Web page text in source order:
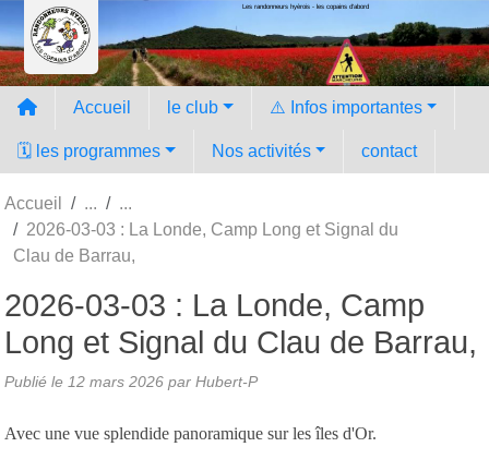
Les randonneurs hyèrois - les copains d'abord
Accueil le club ⚠️ Infos importantes
🗓️ les programmes Nos activités contact
Accueil
2026-03-03 : La Londe, Camp Long et Signal du
Clau de Barrau,
2026-03-03 : La Londe, Camp
Long et Signal du Clau de Barrau,
Publié le 12 mars 2026 par Hubert-P
Avec une vue splendide panoramique sur les îles d'Or.
Panneau de gestion des cookies